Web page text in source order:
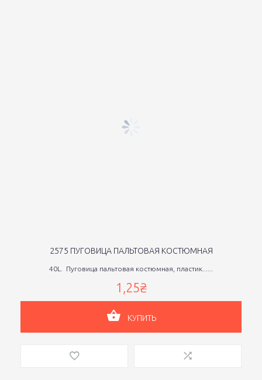
2575 ПУГОВИЦА ПАЛЬТОВАЯ КОСТЮМНАЯ
40L. Пуговица пальтовая костюмная, пластик......
1,25₴
КУПИТЬ